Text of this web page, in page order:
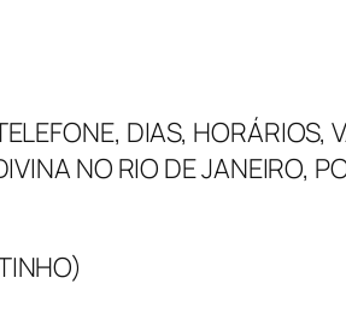
DIAS,
NO RIO DE JANEIRO,